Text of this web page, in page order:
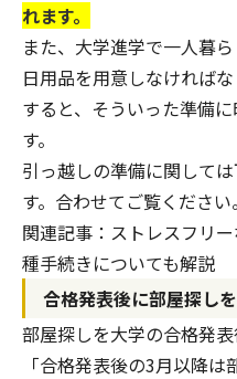
れます。
また、大学進学で一人暮
日用品を用意しなければ
すると、そういった準備
す。
引っ越しの準備に関して
す。合わせてご覧ください。
関連記事： ストレスフリ
種手続きについても解説
合格発表後に部屋探し
部屋探しを大学の合格発表
「合格発表後の3月以降